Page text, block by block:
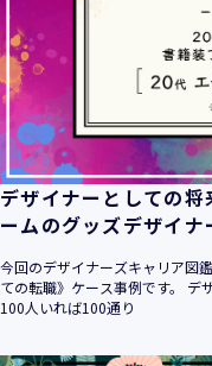
し、継続的に向上さ
かに是正措置を講じま
当社は個人情報取扱
速かつ誠実に対応致
個人情報保護マネジ
の変化と実情を踏ま
をはかっていきます。
個人情報保護方針に
情・相談窓口
株式会社 ユウクリ
〒151-0073 東京都渋
ル 7F
info@y-create.co.jp
デザイナーとしての
ームのグッズデザイ
今回のデザイナーズキャリア図
ての転職》ケース事例です。 デ
100人いれば100通り